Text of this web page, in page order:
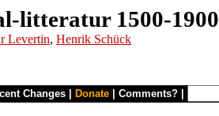
litteratur 1500-1900
Levertin, Henrik Schück
Changes Donate Comments?